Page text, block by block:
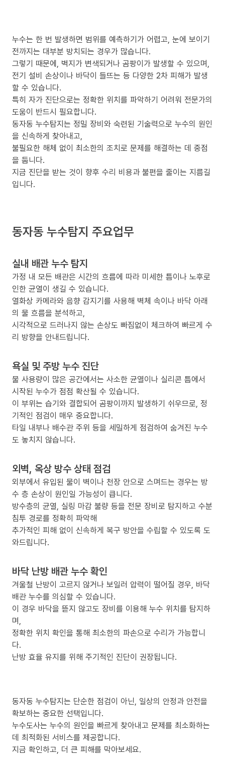
누수는 한 번 발생하면 범위를 예측하기가 어렵고, 눈에 보이기
전까지는 대부분 방치되는 경우가 많습니다.
그렇기 때문에, 벽지가 변색되거나 곰팡이가 발생할 수 있으며,
전기 설비 손상이나 바닥이 들뜨는 등 다양한 2차 피해가 발생
할 수 있습니다.
특히 자가 진단으로는 정확한 위치를 파악하기 어려워 전문가의
도움이 반드시 필요합니다.
동자동 누수탐지는 정밀 장비와 숙련된 기술력으로 누수의 원인
을 신속하게 찾아내고,
불필요한 해체 없이 최소한의 조치로 문제를 해결하는 데 중점
을 둡니다.
지금 진단을 받는 것이 향후 수리 비용과 불편을 줄이는 지름길
입니다.
동자동 누수탐지 주요업무
실내 배관 누수 탐지
가정 내 모든 배관은 시간의 흐름에 따라 미세한 틈이나 노후로
인한 균열이 생길 수 있습니다.
열화상 카메라와 음향 감지기를 사용해 벽체 속이나 바닥 아래
의 물 흐름을 분석하고,
시각적으로 드러나지 않는 손상도 빠짐없이 체크하여 빠르게 수
리 방향을 안내드립니다.
욕실 및 주방 누수 진단
물 사용량이 많은 공간에서는 사소한 균열이나 실리콘 틈에서
시작된 누수가 점점 확산될 수 있습니다.
이 부위는 습기와 결합되어 곰팡이까지 발생하기 쉬우므로, 정
기적인 점검이 매우 중요합니다.
타일 내부나 배수관 주위 등을 세밀하게 점검하여 숨겨진 누수
도 놓치지 않습니다.
외벽, 옥상 방수 상태 점검
외부에서 유입된 물이 벽이나 천장 안으로 스며드는 경우는 방
수 층 손상이 원인일 가능성이 큽니다.
방수층의 균열, 실링 마감 불량 등을 전문 장비로 탐지하고 수분
침투 경로를 정확히 파악해
추가적인 피해 없이 신속하게 복구 방안을 수립할 수 있도록 도
와드립니다.
바닥 난방 배관 누수 확인
겨울철 난방이 고르지 않거나 보일러 압력이 떨어질 경우, 바닥
배관 누수를 의심할 수 있습니다.
이 경우 바닥을 뜯지 않고도 장비를 이용해 누수 위치를 탐지하
며,
정확한 위치 확인을 통해 최소한의 파손으로 수리가 가능합니
다.
난방 효율 유지를 위해 주기적인 진단이 권장됩니다.
동자동 누수탐지는 단순한 점검이 아닌, 일상의 안정과 안전을
확보하는 중요한 선택입니다.
누수도사는 누수의 원인을 빠르게 찾아내고 문제를 최소화하는
데 최적화된 서비스를 제공합니다.
지금 확인하고, 더 큰 피해를 막아보세요.